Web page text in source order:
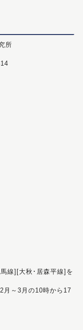
所
線][大秋･居森平線]を
月～3月の10時から17